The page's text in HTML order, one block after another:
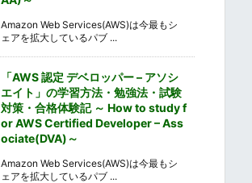
Amazon Web Services(AWS)は今最もシ
ェアを拡大しているパブ ...
「AWS 認定 デベロッパー – アソシ
エイト」の学習方法・勉強法・試験
対策・合格体験記 ～ How to study f
or AWS Certified Developer – Ass
ociate(DVA)～
Amazon Web Services(AWS)は今最もシ
ェアを拡大しているパブ ...